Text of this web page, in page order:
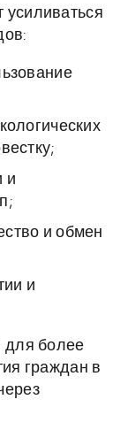
и
и обмен
и
для более
граждан в